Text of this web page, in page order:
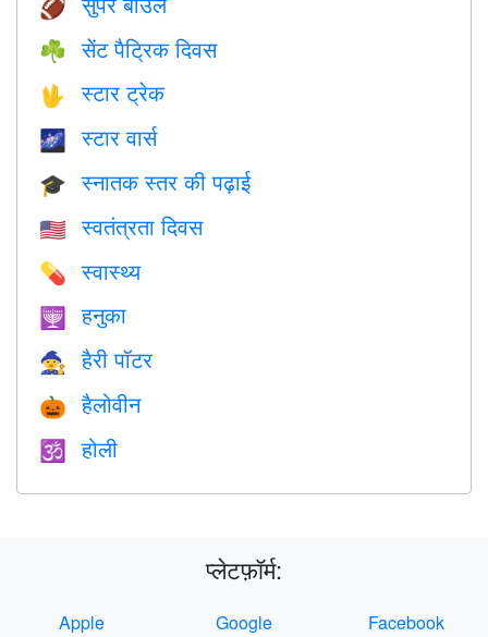
🏈
☘️ सेंट पैट्रिक दिवस
🖖 स्टार ट्रेक
🌌 स्टार वार्स
🎓 स्नातक स्तर की पढ़ाई
🇺🇸 स्वतंत्रता दिवस
💊 स्वास्थ्य
🕎 हनुका
🧙 हैरी पॉटर
🎃 हैलोवीन
🕉 होली
प्लेटफ़ॉर्म:
Apple Google
Facebook